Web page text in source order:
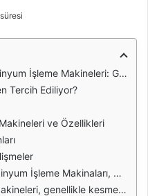
Gelişen Teknolojinin Yansımaları
Tercih Ediliyor?
ve Özellikleri
sayesinde birçok yapı elemanında tercih edilirken, bu malzemelerin işlenmesi için özel makineler gerekmektedir. Teknik makinalar, bu süreçlerin verimliliğini artırmak ve işleme kalitesini yükseltmek için tasarlanmıştır.
olup, yüksek hassasiyetle çalışabilmektedir. Özellikle PVC profillerin kesiminde ve montajında kullanılan özel aletler, iş süreçlerini hızlandırmakta ve iş gücü maliyetlerini azaltmaktadır.